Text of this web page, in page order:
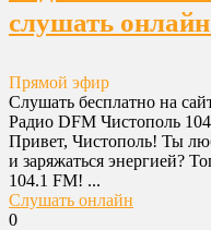
слушать
Прямой эфир
Слушать бесплатно на
Радио DFM Чистополь
Привет, Чистополь! Ты
и заряжаться энергией?
104.1 FM! ...
Слушать онлайн
0